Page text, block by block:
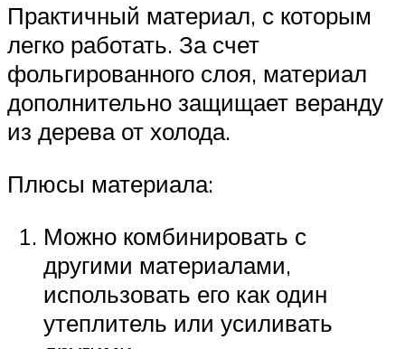
Практичный материал, с которым
легко работать. За счет
фольгированного слоя, материал
дополнительно защищает веранду
из дерева от холода.
Плюсы материала:
Можно комбинировать с
другими материалами,
использовать его как один
утеплитель или усиливать